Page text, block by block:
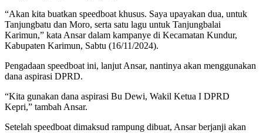
“Akan kita buatkan speedboat khusus. Saya upayakan dua, untuk
Tanjungbatu dan Moro, serta satu lagu untuk Tanjungbalai
Karimun,” kata Ansar dalam kampanye di Kecamatan Kundur,
Kabupaten Karimun, Sabtu (16/11/2024).
Pengadaan speedboat ini, lanjut Ansar, nantinya akan menggunakan
dana aspirasi DPRD.
“Kita gunakan dana aspirasi Bu Dewi, Wakil Ketua I DPRD
Kepri,” tambah Ansar.
Setelah speedboat dimaksud rampung dibuat, Ansar berjanji akan